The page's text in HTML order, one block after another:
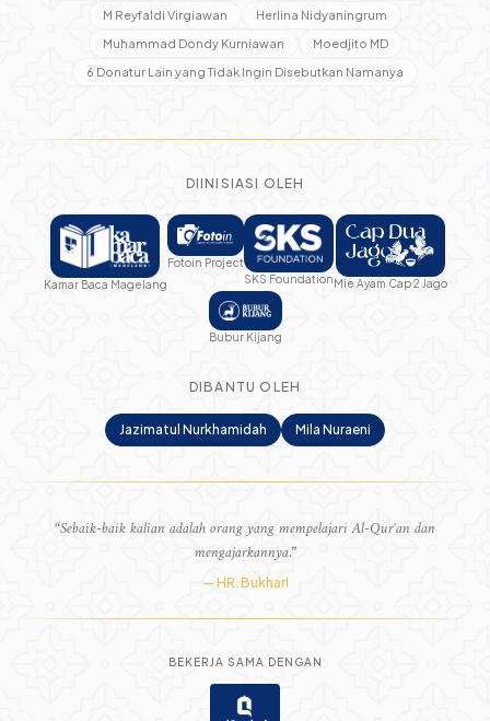
M Reyfaldi Virgiawan
Herlina Nidyaningrum
Muhammad Dondy Kurniawan
Moedjito MD
6 Donatur Lain yang Tidak Ingin Disebutkan Namanya
DIINISIASI OLEH
Kamar Baca Magelang
Fotoin Project
SKS Foundation Mie Ayam Cap 2 Jago
Bubur Kijang
DIBANTU OLEH
Jazimatul Nurkhamidah Mila Nuraeni
“Sebaik-baik kalian adalah orang yang mempelajari Al-Qur'an dan
mengajarkannya.”
— HR. Bukhari
BEKERJA SAMA DENGAN